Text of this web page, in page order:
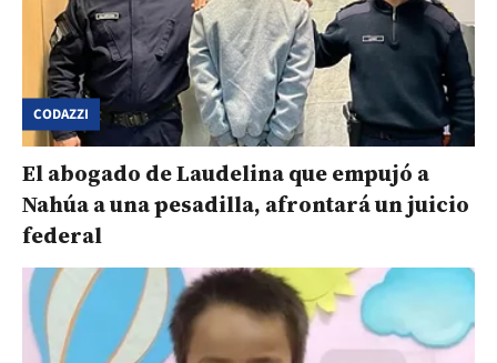
CODAZZI
El abogado de Laudelina que empujó a
Nahúa a una pesadilla, afrontará un juicio
federal